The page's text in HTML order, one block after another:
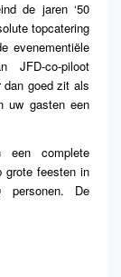
de jaren ‘50
topcatering
evenementiële
JFD-co-piloot
dan goed zit als
uw gasten een
een complete
grote feesten in
De